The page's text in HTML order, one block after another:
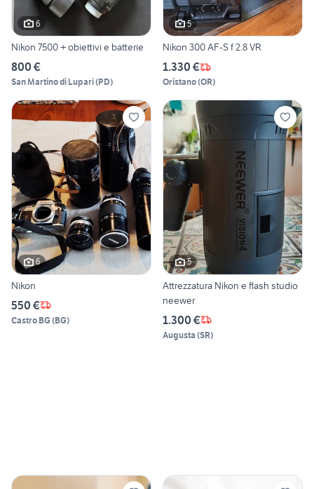
6
Nikon 7500 + obiettivi e batterie
800 €
San Martino di Lupari(PD)
5
Nikon 300 AF-S f 2.8 VR
1.330 €
Oristano(OR)
6
Nikon
550 €
Castro BG (BG)
5
Attrezzatura Nikon e flash studio
neewer
1.300 €
Augusta (SR)